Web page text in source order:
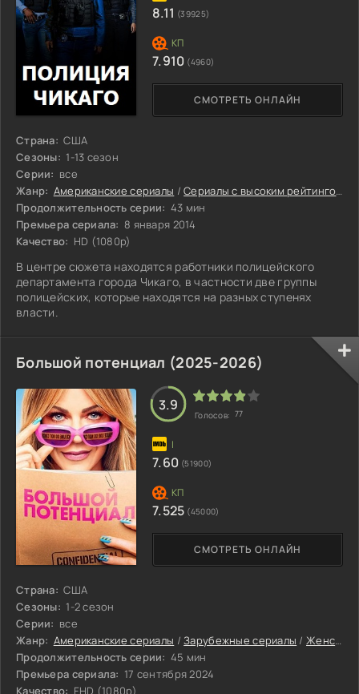
Страна: США
Сезоны: 1-13 сезон
Серии: все
Жанр: Американские сериалы /Сериалы с высоким рейтингом
Продолжительность серии: 43 мин
Премьера сериала: 8 января 2014
Качество: HD (1080p)
В центре сюжета находятся работники полицейского
департамента города Чикаго, в частности две группы
полицейских, которые находятся на разных ступенях
власти.
СМОТРЕТЬ ОНЛАЙН
8.11 (39925)
7.910 (4960)
Большой потенциал (2025-2026)
Страна: США
Сезоны: 1-2 сезон
Серии: все
Жанр: Американские сериалы /Зарубежные сериалы /Женские сериалы
Продолжительность серии: 45 мин
Премьера сериала: 17 сентября 2024
Качество: FHD (1080p)
СМОТРЕТЬ ОНЛАЙН
3.9
Голосов: 77
7.60 (51900)
7.525 (45000)